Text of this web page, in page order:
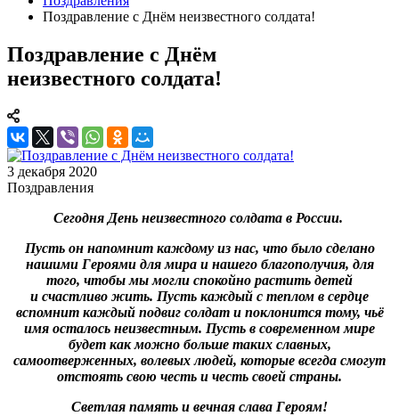
Поздравление с Днём неизвестного солдата!
Поздравление с Днём
неизвестного солдата!
3 декабря 2020
Поздравления
Сегодня День неизвестного солдата в России.
Пусть он напомнит каждому из нас, что было сделано
нашими Героями для мира и нашего благополучия, для
того, чтобы мы могли спокойно растить детей
и счастливо жить. Пусть каждый с теплом в сердце
вспомнит каждый подвиг солдат и поклонится тому, чьё
имя осталось неизвестным. Пусть в современном мире
будет как можно больше таких славных,
самоотверженных, волевых людей, которые всегда смогут
отстоять свою честь и честь своей страны.
Светлая память и вечная слава Героям!